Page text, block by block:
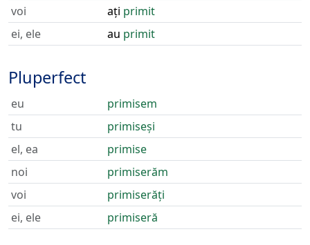
voi
ați primit
ei, ele
au primit
Pluperfect
eu
primisem
tu
primiseși
el, ea
primise
noi
primiserăm
voi
primiserăți
ei, ele
primiseră